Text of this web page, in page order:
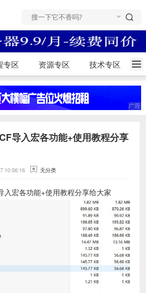
专区 资源专区 技术专区
导入宏各功能+使用教程分享
10:56:16 无分类
入宏各功能+使用教程分享给大家